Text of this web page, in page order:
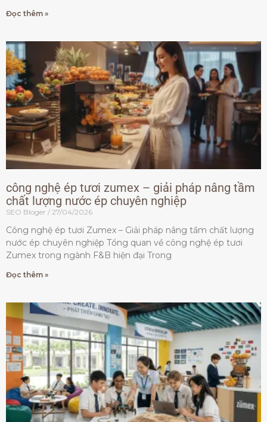
Đọc thêm »
công nghệ ép tươi zumex – giải pháp nâng tầm
chất lượng nước ép chuyên nghiệp
SEO Bloger 27/04/2026
Công nghệ ép tươi Zumex – Giải pháp nâng tầm chất lượng
nước ép chuyên nghiệp Tổng quan về công nghệ ép tươi
Zumex trong ngành F&B hiện đại Trong
Đọc thêm »